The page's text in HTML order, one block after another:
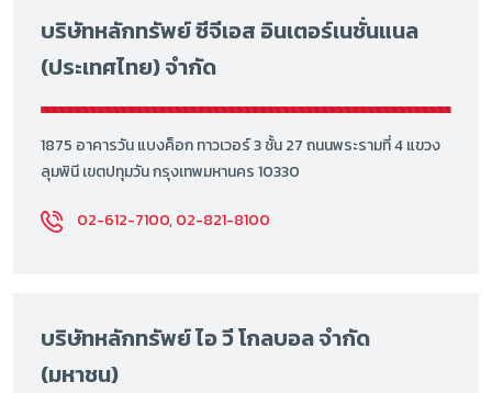
บริษัทหลักทรัพย์ ซีจีเอส อินเตอร์เนชั่นแนล
(ประเทศไทย) จำกัด
1875 อาคารวัน แบงค็อก ทาวเวอร์ 3 ชั้น 27 ถนนพระรามที่ 4 แขวง
ลุมพินี เขตปทุมวัน กรุงเทพมหานคร 10330
02-612-7100, 02-821-8100
บริษัทหลักทรัพย์ ไอ วี โกลบอล จำกัด
(มหาชน)